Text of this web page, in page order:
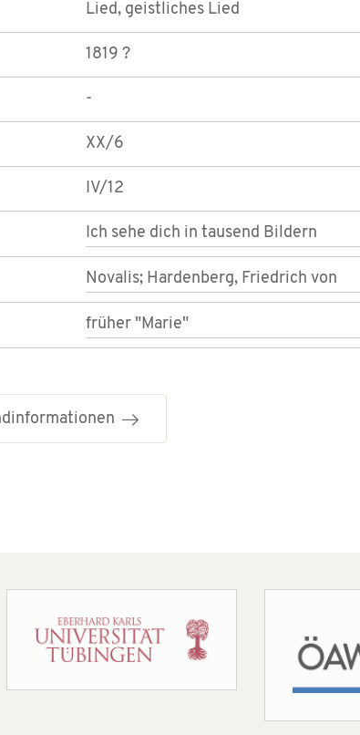
Lied, geistliches Lied
1819 ?
-
XX/6
IV/12
Ich sehe dich in tausend Bildern
Novalis; Hardenberg, Friedrich von
früher "Marie"